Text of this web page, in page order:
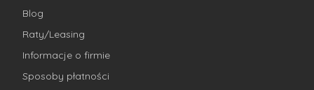
Blog
Raty/Leasing
Informacje o firmie
Sposoby płatności